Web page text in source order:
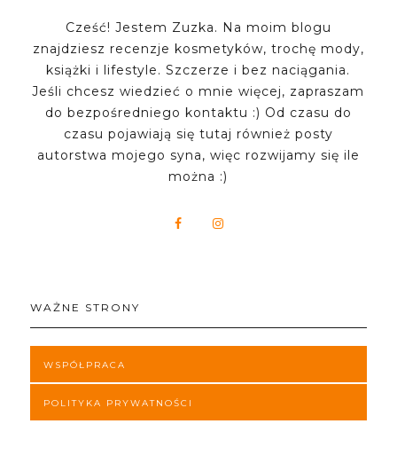
Cześć! Jestem Zuzka. Na moim blogu
znajdziesz recenzje kosmetyków, trochę mody,
książki i lifestyle. Szczerze i bez naciągania.
Jeśli chcesz wiedzieć o mnie więcej, zapraszam
do bezpośredniego kontaktu :) Od czasu do
czasu pojawiają się tutaj również posty
autorstwa mojego syna, więc rozwijamy się ile
można :)
WAŻNE STRONY
WSPÓŁPRACA
POLITYKA PRYWATNOŚCI